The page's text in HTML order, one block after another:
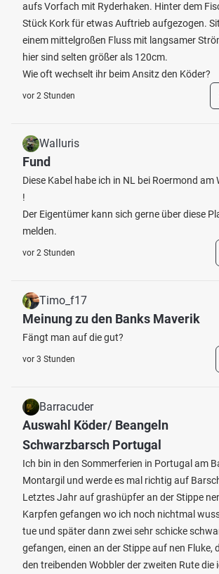
aufs Vorfach mit Ryderhaken. Hinter dem
Stück Kork für etwas Auftrieb aufgezogen.
einem mittelgroßen Fluss mit langsamer
hier sind selten größer als 120cm.
Wie oft wechselt ihr beim Ansitz den Köder?
vor 2 Stunden
Walluris
Fund
Diese Kabel habe ich in NL bei Roermond am
!
Der Eigentümer kann sich gerne über diese
melden.
vor 2 Stunden
Timo_f17
Meinung zu den Banks Maverik
Fängt man auf die gut?
vor 3 Stunden
Barracuder
Auswahl Köder/ Beangeln
Schwarzbarsch Portugal
Ich bin in den Sommerferien in Portugal am
Montargil und werde es mal richtig auf
Letztes Jahr auf grashüpfer an der Stippe
Karpfen gefangen wo ich noch nichtmal
tue und später dann zwei sehr schicke
gefangen, einen an der Stippe auf nen Fluke,
den treibenden Wobbler der zweiten Rute die